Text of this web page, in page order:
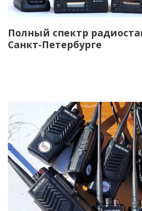
Полный спектр
Санкт-Петербурге